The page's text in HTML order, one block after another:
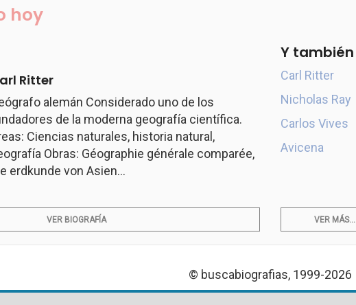
hoy
Ritter
alemán Considerado uno de los
de la moderna geografía científica.
Ciencias naturales, historia natural,
Obras: Géographie générale comparée,
erdkunde von Asien...
Y también
Carl Ritter
Nicholas Ray
Carlos Vives
Avicena
VER BIOGRAFÍA VER MÁS...
© buscabiografias, 1999-2026